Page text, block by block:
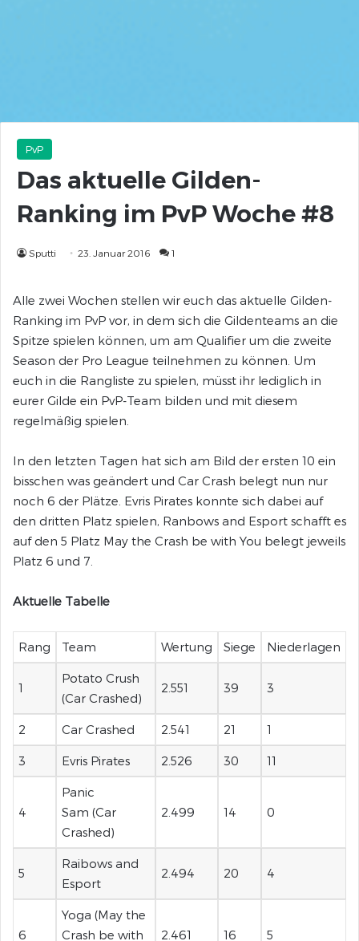
PvP
Das aktuelle Gilden-
Ranking im PvP Woche #8
Sputti 23. Januar 2016 1
Alle zwei Wochen stellen wir euch das aktuelle Gilden-
Ranking im PvP vor, in dem sich die Gildenteams an die
Spitze spielen können, um am Qualifier um die zweite
Season der Pro League teilnehmen zu können. Um
euch in die Rangliste zu spielen, müsst ihr lediglich in
eurer Gilde ein PvP-Team bilden und mit diesem
regelmäßig spielen.
In den letzten Tagen hat sich am Bild der ersten 10 ein
bisschen was geändert und Car Crash belegt nun nur
noch 6 der Plätze. Evris Pirates konnte sich dabei auf
den dritten Platz spielen, Ranbows and Esport schafft es
auf den 5 Platz May the Crash be with You belegt jeweils
Platz 6 und 7.
Aktuelle Tabelle
Rang Team Wertung Siege Niederlagen
1
Potato Crush
(Car Crashed)
2.551 39 3
2 Car Crashed 2.541 21 1
3 Evris Pirates 2.526 30 11
4
Panic
Sam (Car
Crashed)
2.499 14 0
5
Raibows and
Esport
2.494 20 4
6
Yoga (May the
Crash be with
2.461 16 5